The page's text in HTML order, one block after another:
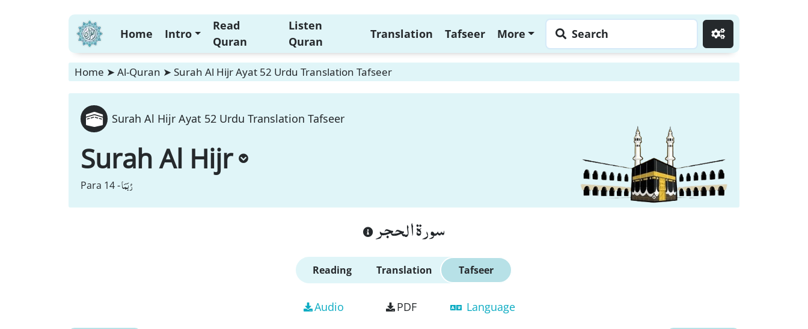
Home Intro
Read
Quran
Listen
Quran
Translation Tafseer More Search
Home ➤ Al-Quran ➤ Surah Al Hijr Ayat 52 Urdu Translation Tafseer
Surah Al Hijr Ayat 52 Urdu Translation Tafseer
Surah Al Hijr
Para 14 -رُبَمَا
سورة الحجر
Reading Translation Tafseer
Audio PDF Language